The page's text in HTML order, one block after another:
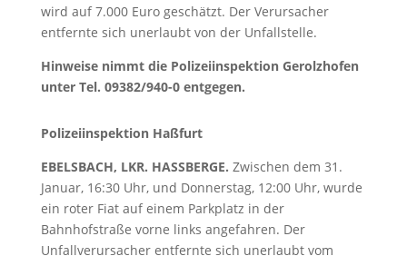
wird auf 7.000 Euro geschätzt. Der Verursacher
entfernte sich unerlaubt von der Unfallstelle.
Hinweise nimmt die Polizeiinspektion Gerolzhofen
unter Tel. 09382/940-0 entgegen.
Polizeiinspektion Haßfurt
EBELSBACH, LKR. HASSBERGE. Zwischen dem 31.
Januar, 16:30 Uhr, und Donnerstag, 12:00 Uhr, wurde
ein roter Fiat auf einem Parkplatz in der
Bahnhofstraße vorne links angefahren. Der
Unfallverursacher entfernte sich unerlaubt vom